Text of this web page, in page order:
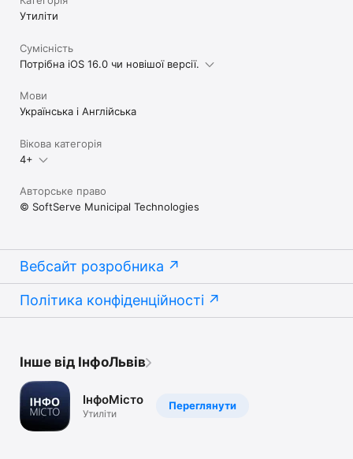
Утиліти
Сумісність
Потрібна iOS 16.0 чи новішої версії.
Мови
Українська і Англійська
Вікова категорія
4+
Авторське право
© SoftServe Municipal Technologies
Вебсайт розробника
Політика конфіденційності
Інше від ІнфоЛьвів
Переглянути
ІнфоМісто
Утиліти